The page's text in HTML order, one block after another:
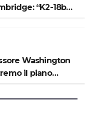
“K2-18b
Washington
il piano